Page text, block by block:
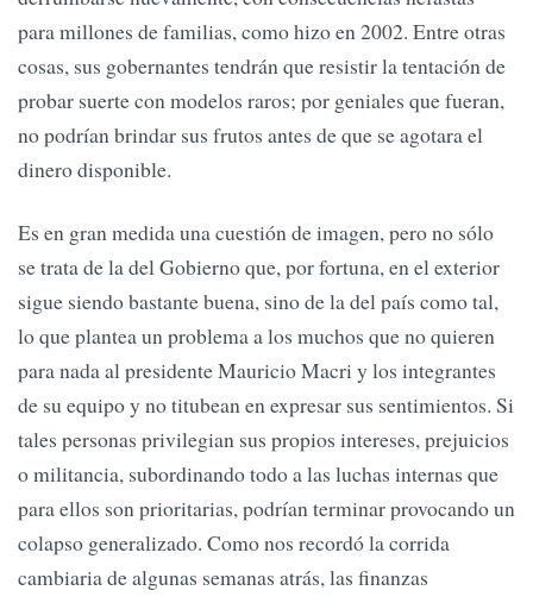
para millones de familias, como hizo en 2002. Entre otras
cosas, sus gobernantes tendrán que resistir la tentación de
probar suerte con modelos raros; por geniales que fueran,
no podrían brindar sus frutos antes de que se agotara el
dinero disponible.
Es en gran medida una cuestión de imagen, pero no sólo
se trata de la del Gobierno que, por fortuna, en el exterior
sigue siendo bastante buena, sino de la del país como tal,
lo que plantea un problema a los muchos que no quieren
para nada al presidente Mauricio Macri y los integrantes
de su equipo y no titubean en expresar sus sentimientos. Si
tales personas privilegian sus propios intereses, prejuicios
o militancia, subordinando todo a las luchas internas que
para ellos son prioritarias, podrían terminar provocando un
colapso generalizado. Como nos recordó la corrida
cambiaria de algunas semanas atrás, las finanzas